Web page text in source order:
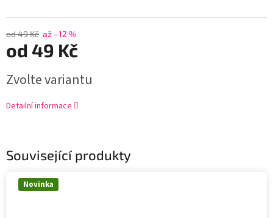
od 49 Kč až –12 %
od 49 Kč
Zvolte variantu
Detailní informace
Související produkty
Novinka